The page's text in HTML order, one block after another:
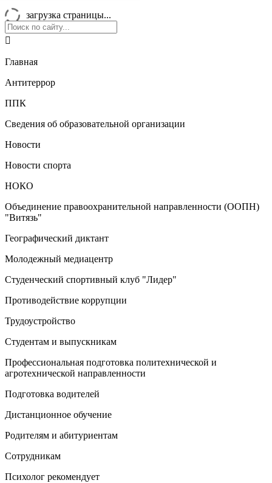
загрузка страницы...

Главная
Антитеррор
ППК
Сведения об образовательной организации
Новости
Новости спорта
НОКО
Объединение правоохранительной направленности (ООПН)
"Витязь"
Географический диктант
Молодежный медиацентр
Студенческий спортивный клуб "Лидер"
Противодействие коррупции
Трудоустройство
Студентам и выпускникам
Профессиональная подготовка политехнической и
агротехнической направленности
Подготовка водителей
Дистанционное обучение
Родителям и абитуриентам
Сотрудникам
Психолог рекомендует